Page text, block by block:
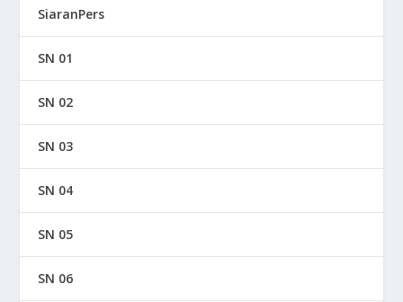
SiaranPers
SN 01
SN 02
SN 03
SN 04
SN 05
SN 06